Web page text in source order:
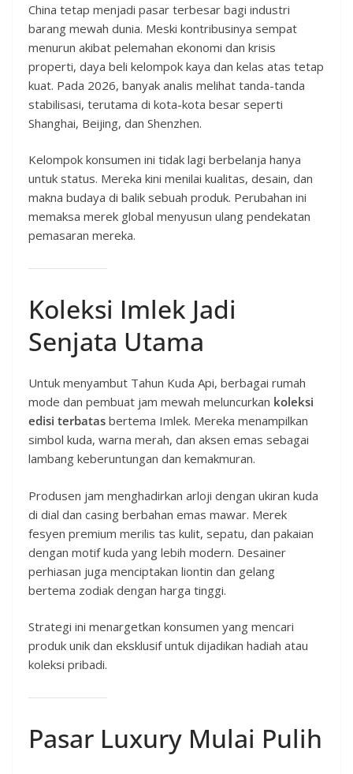
China tetap menjadi pasar terbesar bagi industri
barang mewah dunia. Meski kontribusinya sempat
menurun akibat pelemahan ekonomi dan krisis
properti, daya beli kelompok kaya dan kelas atas tetap
kuat. Pada 2026, banyak analis melihat tanda-tanda
stabilisasi, terutama di kota-kota besar seperti
Shanghai, Beijing, dan Shenzhen.
Kelompok konsumen ini tidak lagi berbelanja hanya
untuk status. Mereka kini menilai kualitas, desain, dan
makna budaya di balik sebuah produk. Perubahan ini
memaksa merek global menyusun ulang pendekatan
pemasaran mereka.
Koleksi Imlek Jadi
Senjata Utama
Untuk menyambut Tahun Kuda Api, berbagai rumah
mode dan pembuat jam mewah meluncurkan koleksi
edisi terbatas bertema Imlek. Mereka menampilkan
simbol kuda, warna merah, dan aksen emas sebagai
lambang keberuntungan dan kemakmuran.
Produsen jam menghadirkan arloji dengan ukiran kuda
di dial dan casing berbahan emas mawar. Merek
fesyen premium merilis tas kulit, sepatu, dan pakaian
dengan motif kuda yang lebih modern. Desainer
perhiasan juga menciptakan liontin dan gelang
bertema zodiak dengan harga tinggi.
Strategi ini menargetkan konsumen yang mencari
produk unik dan eksklusif untuk dijadikan hadiah atau
koleksi pribadi.
Pasar Luxury Mulai Pulih